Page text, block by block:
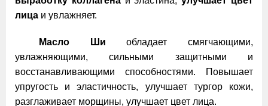
лица и увлажняет.
Масло Ши обладает смягчающими,
увлажняющими, сильными защитными и
восстанавливающими способностями. Повышает
упругость и эластичность, улучшает тургор кожи,
разглаживает морщины, улучшает цвет лица.